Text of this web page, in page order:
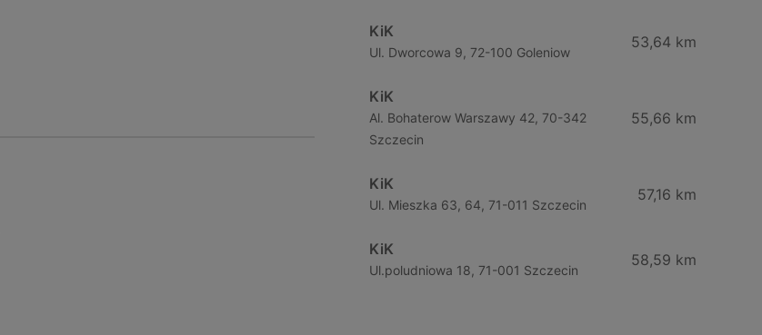
KiK
Ul. Dworcowa 9, 72-100 Goleniow
53,64 km
KiK
Al. Bohaterow Warszawy 42, 70-342
Szczecin
55,66 km
KiK
Ul. Mieszka 63, 64, 71-011 Szczecin
57,16 km
KiK
Ul.poludniowa 18, 71-001 Szczecin
58,59 km